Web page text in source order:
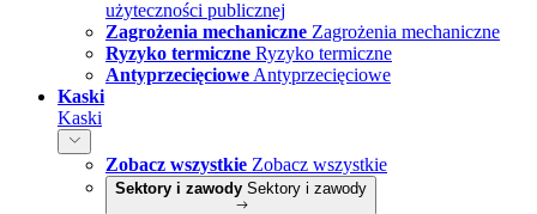
użyteczności publicznej
Zagrożenia mechaniczne Zagrożenia mechaniczne
Ryzyko termiczne Ryzyko termiczne
Antyprzecięciowe Antyprzecięciowe
Kaski
Kaski
Zobacz wszystkie Zobacz wszystkie
Sektory i zawody Sektory i zawody